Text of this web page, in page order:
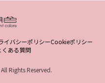
イバシーポリシーCookieポリシー
くある質問
Rights Reserved.